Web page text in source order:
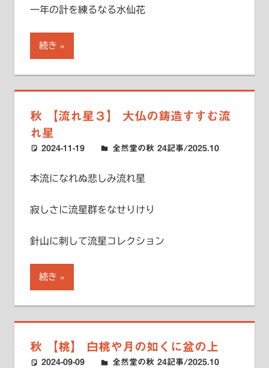
一年の計を練るなる水仙花
続き
秋 【流れ星３】 大仏の鋳造すすむ流
れ星
2024-11-19 ハードエッジ
全然堂の秋 24記事/2025.10
本流になれぬ悲しみ流れ星
寂しさに流星群をなせりけり
針山に刺して流星コレクション
続き
秋 【桃】 白桃や月の如くに盆の上
2024-09-09 ハードエッジ
全然堂の秋 24記事/2025.10